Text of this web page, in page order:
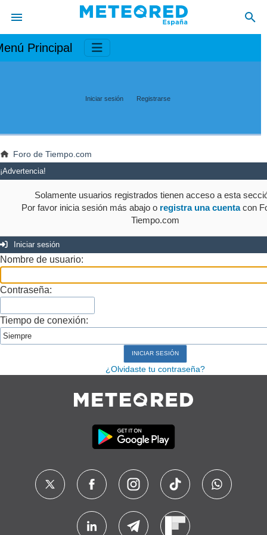
Principal
Iniciar sesión Registrarse
Foro de Tiempo.com
¡Advertencia!
Solamente usuarios registrados tienen acceso a esta
Por favor inicia sesión más abajo o registra una cuentacon
Tiempo.com
Iniciar sesión
Nombre de usuario:
Contraseña:
Tiempo de conexión:
¿Olvidaste tu contraseña?